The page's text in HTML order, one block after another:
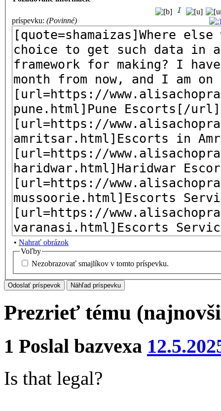
príspevku: (Povinné)
• Nahrať obrázok
Voľby
Nezobrazovať smajlíkov v tomto príspevku.
Prezrieť tému
1 Poslal bazvexa
Is that legal?